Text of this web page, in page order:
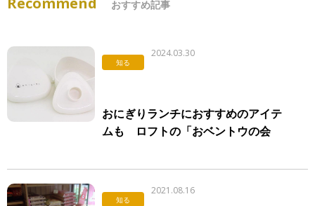
おすすめ記事
知る
2024.03.30
おにぎりランチにおすすめのアイテ
ムも ロフトの「おベントウの会
知る
2021.08.16